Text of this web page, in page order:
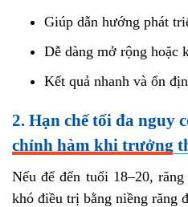
Giúp dẫn hướng phát
Dễ dàng mở rộng hoặc
Kết quả nhanh và ổn
2. Hạn chế tối đa nguy
chỉnh hàm khi trưởng
Nếu để đến tuổi 18–20,
khó điều trị bằng niềng răng